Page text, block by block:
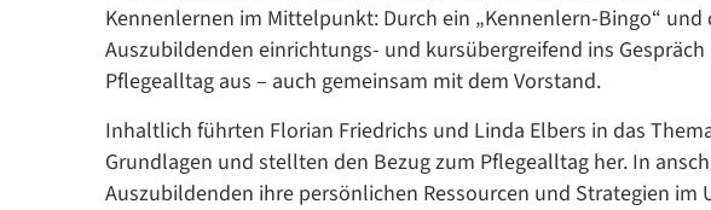
Kennenlernen im Mittelpunkt: Durch ein „Kennenlern-Bingo“
Auszubildenden einrichtungs- und kursübergreifend ins
Pflegealltag aus – auch gemeinsam mit dem Vorstand.
Inhaltlich führten Florian Friedrichs und Linda Elbers in das
Grundlagen und stellten den Bezug zum Pflegealltag her. In
Auszubildenden ihre persönlichen Ressourcen und Strategien im